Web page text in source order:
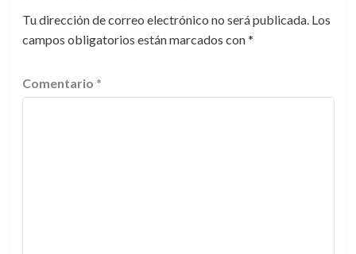
Tu dirección de correo electrónico no será publicada. Los
campos obligatorios están marcados con*
Comentario *